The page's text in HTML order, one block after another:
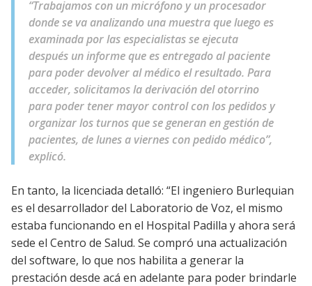
“Trabajamos con un micrófono y un procesador
donde se va analizando una muestra que luego es
examinada por las especialistas se ejecuta
después un informe que es entregado al paciente
para poder devolver al médico el resultado. Para
acceder, solicitamos la derivación del otorrino
para poder tener mayor control con los pedidos y
organizar los turnos que se generan en gestión de
pacientes, de lunes a viernes con pedido médico”,
explicó.
En tanto, la licenciada detalló: “El ingeniero Burlequian
es el desarrollador del Laboratorio de Voz, el mismo
estaba funcionando en el Hospital Padilla y ahora será
sede el Centro de Salud. Se compró una actualización
del software, lo que nos habilita a generar la
prestación desde acá en adelante para poder brindarle